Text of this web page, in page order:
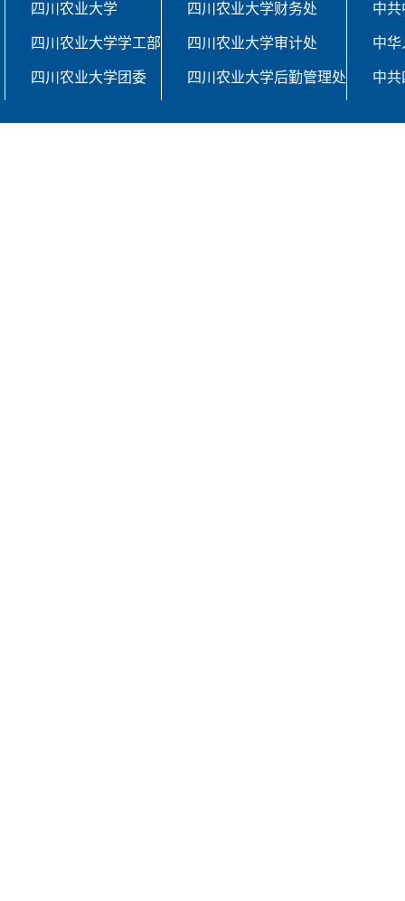
四川农业大学
四川农业大学学工部
四川农业大学团委
四川农业大学财务处
四川农业大学审计处
四川农业大学后勤管理处
中
中
中